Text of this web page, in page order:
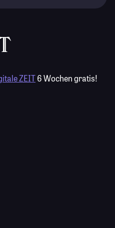
ZEIT6 Wochen gratis!